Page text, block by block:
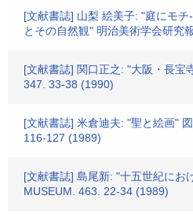
[文献書誌] 山梨 絵美子: "庭にモ
とその自然観" 明治美術学会研究
[文献書誌] 関口正之: "大阪・長宝
347. 33-38 (1990)
[文献書誌] 米倉迪夫: "聖と絵画"
116-127 (1989)
[文献書誌] 島尾新: "十五世紀にお
MUSEUM. 463. 22-34 (1989)